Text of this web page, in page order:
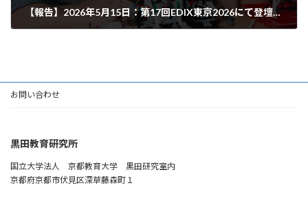
【報告】2026年5月15日：第17回EDIX東京2026にて登壇しました！
お問い合わせ
黒田教育研究所
国立大学法人 京都教育大学 黒田研究室内
京都府京都市伏見区深草藤森町１